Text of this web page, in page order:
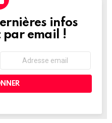
infos
par email !